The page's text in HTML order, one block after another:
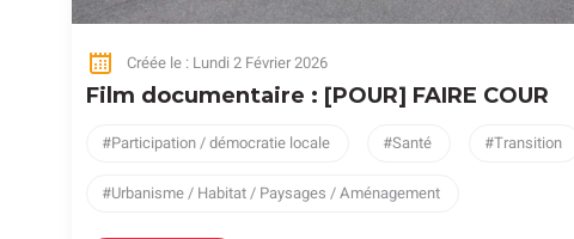
Créée le : Lundi 2 Février 2026
Film documentaire : [POUR] FAIRE COUR
Participation / démocratie locale Santé Transition
Urbanisme / Habitat / Paysages / Aménagement